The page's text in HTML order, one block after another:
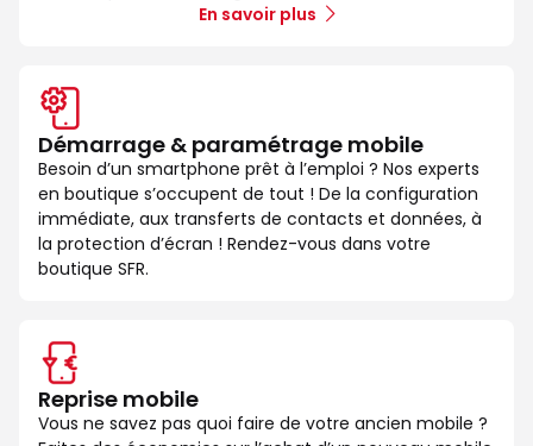
En savoir plus
Démarrage & paramétrage mobile
Besoin d’un smartphone prêt à l’emploi ? Nos experts
en boutique s’occupent de tout ! De la configuration
immédiate, aux transferts de contacts et données, à
la protection d’écran ! Rendez-vous dans votre
boutique SFR.
Reprise mobile
Vous ne savez pas quoi faire de votre ancien mobile ?